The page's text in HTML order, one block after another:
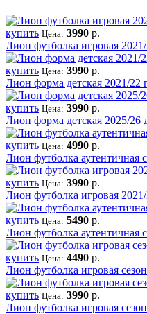
купить Цена: 3990 р.
Лион футболка игровая 2021/
купить Цена: 3990 р.
Лион форма детская 2021/22
купить Цена: 3990 р.
Лион форма детская 2025/
купить Цена: 4990 р.
Лион футболка аутентичная
купить Цена: 3990 р.
Лион футболка игровая
купить Цена: 5490 р.
Лион футболка аутентичная
купить Цена: 4490 р.
Лион футболка игровая
купить Цена: 3990 р.
Лион футболка игровая